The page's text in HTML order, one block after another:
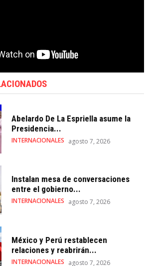
Abelardo De La Espriella asume la
Presidencia...
INTERNACIONALES agosto 7, 2026
Instalan mesa de conversaciones
entre el gobierno...
INTERNACIONALES agosto 7, 2026
México y Perú restablecen
relaciones y reabrirán...
INTERNACIONALES agosto 7, 2026